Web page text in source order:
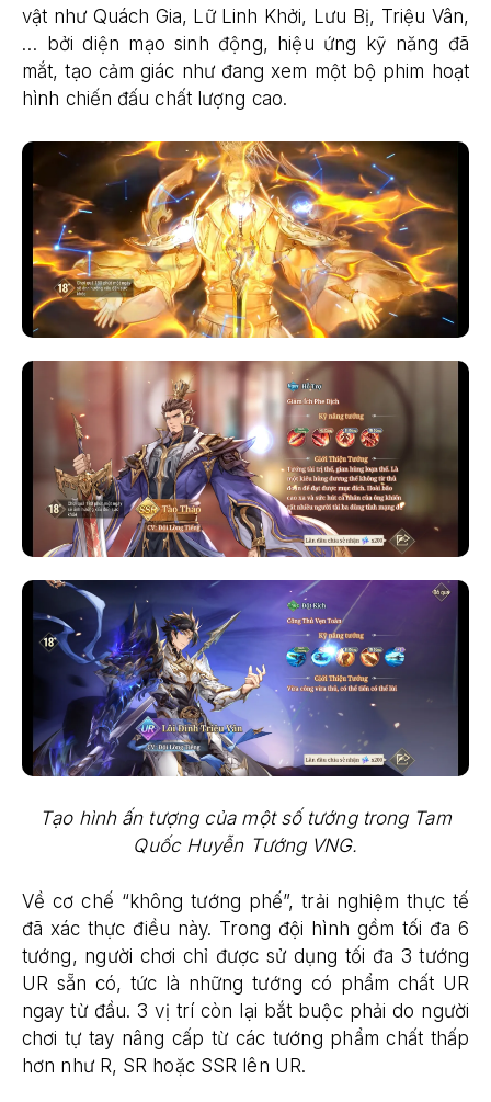
vật như Quách Gia, Lữ Linh Khởi, Lưu Bị, Triệu Vân,
… bởi diện mạo sinh động, hiệu ứng kỹ năng đã
mắt, tạo cảm giác như đang xem một bộ phim hoạt
hình chiến đấu chất lượng cao.
Tạo hình ấn tượng của một số tướng trong Tam
Quốc Huyễn Tướng VNG.
Về cơ chế “không tướng phế”, trải nghiệm thực tế
đã xác thực điều này. Trong đội hình gồm tối đa 6
tướng, người chơi chỉ được sử dụng tối đa 3 tướng
UR sẵn có, tức là những tướng có phẩm chất UR
ngay từ đầu. 3 vị trí còn lại bắt buộc phải do người
chơi tự tay nâng cấp từ các tướng phẩm chất thấp
hơn như R, SR hoặc SSR lên UR.